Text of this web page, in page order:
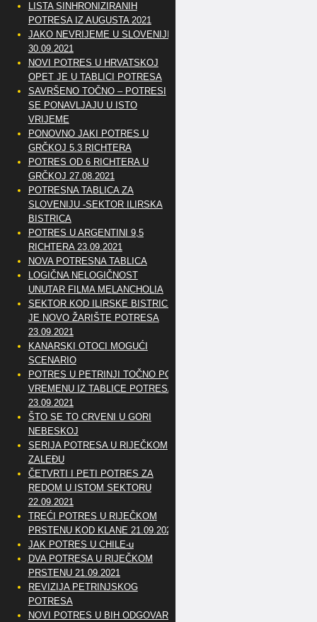
LISTA SINHRONIZIRANIH
POTRESA IZ AUGUSTA 2021
JAKO NEVRIJEME U SLOVENIJI
30.09.2021
NOVI POTRES U HRVATSKOJ
OPET JE U TABLICI POTRESA
SAVRŠENO TOČNO – POTRESI
SE PONAVLJAJU U ISTO
VRIJEME
PONOVNO JAKI POTRES U
GRČKOJ 5.3 RICHTERA
POTRES OD 6 RICHTERA U
GRČKOJ 27.08.2021
POTRESNA TABLICA ZA
SLOVENIJU -SEKTOR ILIRSKA
BISTRICA
POTRES U ARGENTINI 9,5
RICHTERA 23.09.2021
NOVA POTRESNA TABLICA
LOGIČNA NELOGIČNOST
UNUTAR FILMA MELANCHOLIA
SEKTOR KOD ILIRSKE BISTRICE
JE NOVO ŽARIŠTE POTRESA
23.09.2021
KANARSKI OTOCI MOGUĆI
SCENARIO
POTRES U PETRINJI TOČNO PO
VREMENU IZ TABLICE POTRESA
23.09.2021
ŠTO SE TO CRVENI U GORI
NEBESKOJ
SERIJA POTRESA U RIJEČKOM
ZALEĐU
ČETVRTI I PETI POTRES ZA
REDOM U ISTOM SEKTORU
22.09.2021
TREĆI POTRES U RIJEČKOM
PRSTENU KOD KLANE 21.09.2021
JAK POTRES U CHILE-u
DVA POTRESA U RIJEČKOM
PRSTENU 21.09.2021
REVIZIJA PETRINJSKOG
POTRESA
NOVI POTRES U BIH ODGOVARA